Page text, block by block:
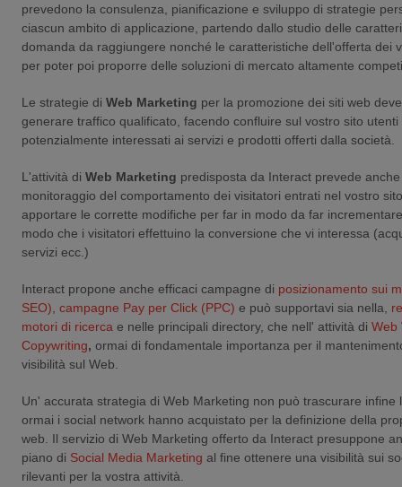
prevedono la consulenza, pianificazione e sviluppo di strategie
ciascun ambito di applicazione, partendo dallo studio delle
domanda da raggiungere nonché le caratteristiche dell'offerta dei
per poter poi proporre delle soluzioni di mercato altamente
Le strategie di Web Marketing per la promozione dei siti web
generare traffico qualificato, facendo confluire sul vostro sito utenti
potenzialmente interessati ai servizi e prodotti offerti dalla società.
L'attività di Web Marketing predisposta da Interact prevede
monitoraggio del comportamento dei visitatori entrati nel vostro
apportare le corrette modifiche per far in modo da far
modo che i visitatori effettuino la conversione che vi interessa
servizi ecc.)
Interact propone anche efficaci campagne di posizionamento sui
SEO) campagne Pay per Click (PPC) e può supportavi sia nella
motori di ricerca e nelle principali directory, che nell' attività di Web
Copywriting, ormai di fondamentale importanza per il
visibilità sul Web.
Un' accurata strategia di Web Marketing non può trascurare infine
ormai i social network hanno acquistato per la definizione della
web. Il servizio di Web Marketing offerto da Interact presuppone
piano di Social Media Marketing al fine ottenere una visibilità sui
rilevanti per la vostra attività.